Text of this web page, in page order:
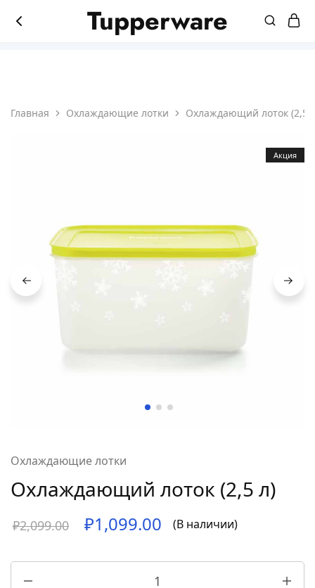
8(831)214-45-65
Tupperware
Главная Охлаждающие лотки Охлаждающий лоток (2,5
Акция
Охлаждающие лотки
Охлаждающий лоток (2,5 л)
₽2,099.00 ₽1,099.00 (В наличии)